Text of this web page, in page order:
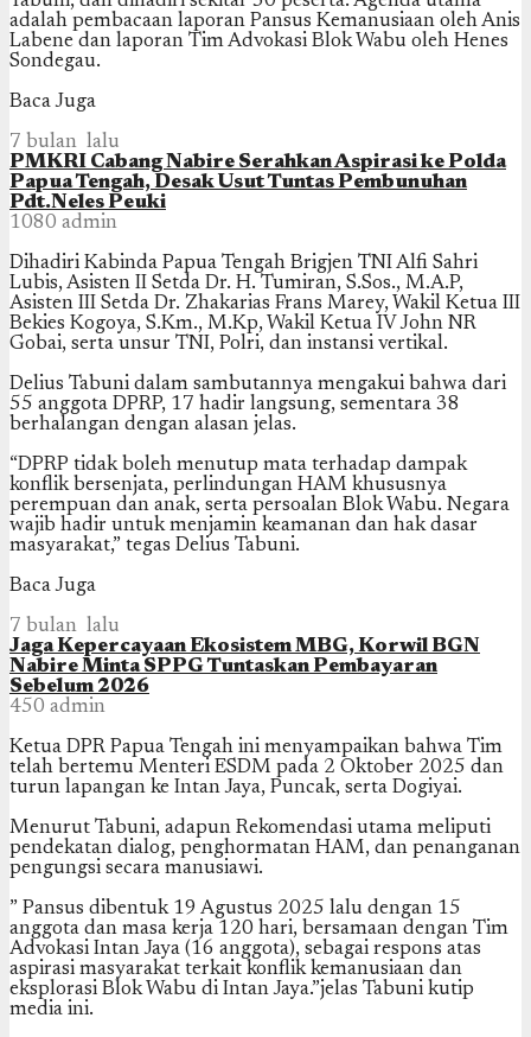
adalah pembacaan laporan Pansus Kemanusiaan oleh Anis
Labene dan laporan Tim Advokasi Blok Wabu oleh Henes
Sondegau.
Baca Juga
7 bulan lalu
PMKRI Cabang Nabire Serahkan Aspirasi ke Polda
Papua Tengah, Desak Usut Tuntas Pembunuhan
Pdt.Neles Peuki
1080 admin
Dihadiri Kabinda Papua Tengah Brigjen TNI Alfi Sahri
Lubis, Asisten II Setda Dr. H. Tumiran, S.Sos., M.A.P,
Asisten III Setda Dr. Zhakarias Frans Marey, Wakil Ketua III
Bekies Kogoya, S.Km., M.Kp, Wakil Ketua IV John NR
Gobai, serta unsur TNI, Polri, dan instansi vertikal.
Delius Tabuni dalam sambutannya mengakui bahwa dari
55 anggota DPRP, 17 hadir langsung, sementara 38
berhalangan dengan alasan jelas.
“DPRP tidak boleh menutup mata terhadap dampak
konflik bersenjata, perlindungan HAM khususnya
perempuan dan anak, serta persoalan Blok Wabu. Negara
wajib hadir untuk menjamin keamanan dan hak dasar
masyarakat,” tegas Delius Tabuni.
Baca Juga
7 bulan lalu
Jaga Kepercayaan Ekosistem MBG, Korwil BGN
Nabire Minta SPPG Tuntaskan Pembayaran
Sebelum 2026
450 admin
Ketua DPR Papua Tengah ini menyampaikan bahwa Tim
telah bertemu Menteri ESDM pada 2 Oktober 2025 dan
turun lapangan ke Intan Jaya, Puncak, serta Dogiyai.
Menurut Tabuni, adapun Rekomendasi utama meliputi
pendekatan dialog, penghormatan HAM, dan penanganan
pengungsi secara manusiawi.
” Pansus dibentuk 19 Agustus 2025 lalu dengan 15
anggota dan masa kerja 120 hari, bersamaan dengan Tim
Advokasi Intan Jaya (16 anggota), sebagai respons atas
aspirasi masyarakat terkait konflik kemanusiaan dan
eksplorasi Blok Wabu di Intan Jaya.”jelas Tabuni kutip
media ini.